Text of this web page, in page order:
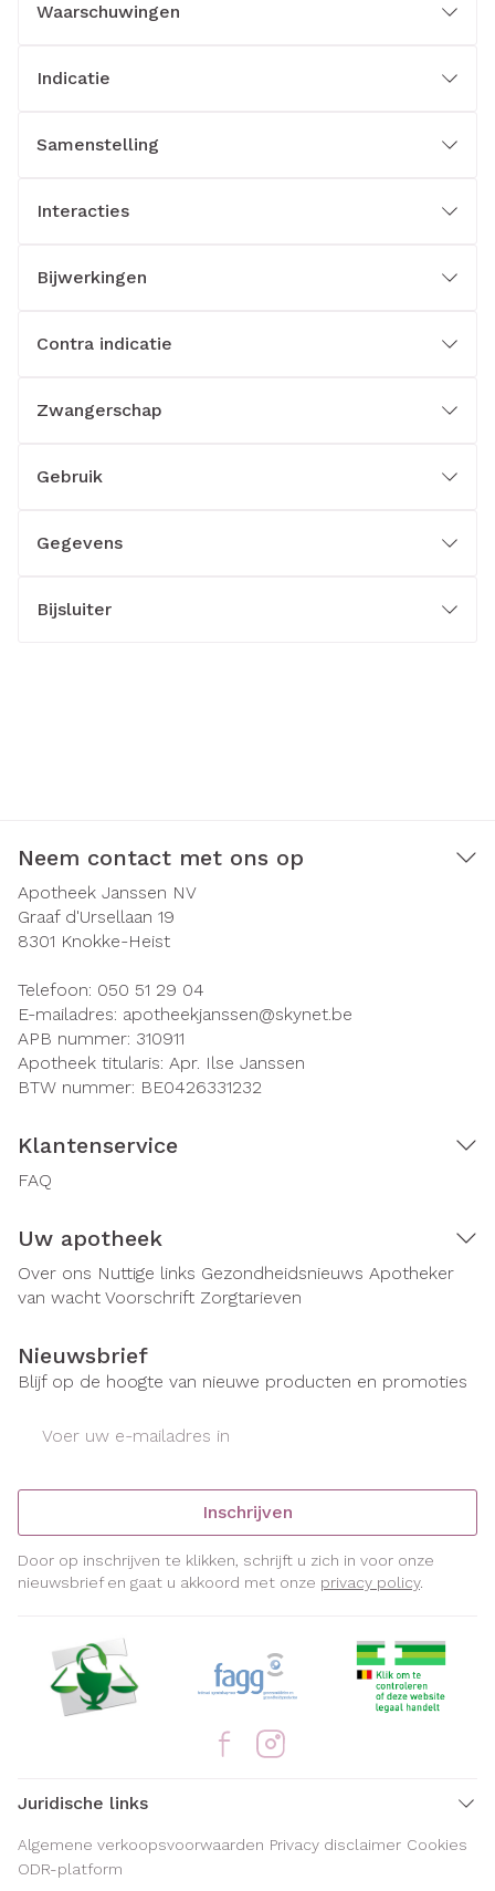
Waarschuwingen
Indicatie
Samenstelling
Interacties
Bijwerkingen
Contra indicatie
Zwangerschap
Gebruik
Gegevens
Bijsluiter
Neem contact met ons op
Apotheek Janssen NV
Graaf d'Ursellaan 19
8301 Knokke-Heist
Telefoon: 050 51 29 04
E-mailadres: apotheekjanssen@skynet.be
APB nummer: 310911
Apotheek titularis: Apr. Ilse Janssen
BTW nummer: BE0426331232
Klantenservice
FAQ
Uw apotheek
Over ons Nuttige links Gezondheidsnieuws Apotheker
van wacht Voorschrift Zorgtarieven
Nieuwsbrief
Blijf op de hoogte van nieuwe producten en promoties
Inschrijven
Door op inschrijven te klikken, schrijft u zich in voor onze
nieuwsbrief en gaat u akkoord met onze privacy policy.
Juridische links
Algemene verkoopsvoorwaarden Privacy disclaimer Cookies
ODR-platform